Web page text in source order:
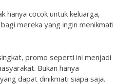
hanya cocok untuk keluarga,
mereka yang ingin menikmati
promo seperti ini menjadi
Bukan hanya
dapat dinikmati siapa saja.